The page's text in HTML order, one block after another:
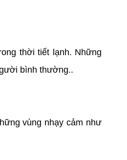
thời tiết lạnh. Những
bình thường..
vùng nhạy cảm như